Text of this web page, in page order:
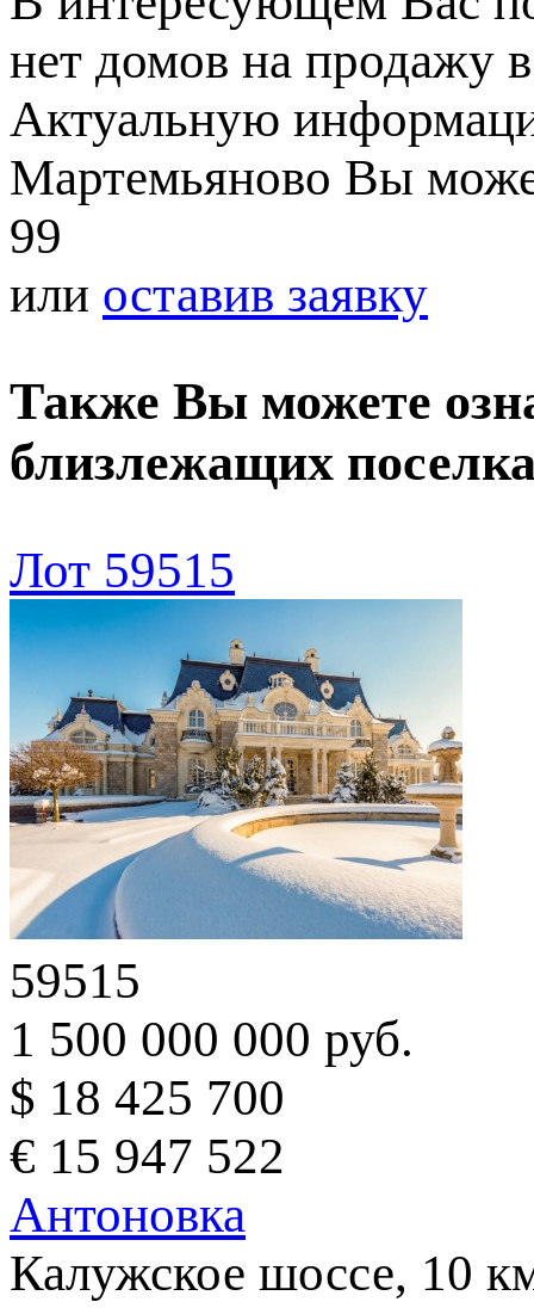
нет домов на продажу
Актуальную
Мартемьяново Вы
99
или оставив заявку
Также Вы можете
близлежащих
Лот 59515
59515
1 500 000 000 руб.
$ 18 425 700
€ 15 947 522
Антоновка
Калужское шоссе, 10